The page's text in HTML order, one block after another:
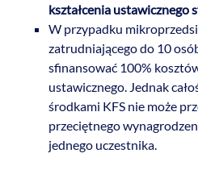
kształcenia ustawicznego
W przypadku
zatrudniającego do 10
sfinansować 100%
ustawicznego. Jednak
środkami KFS nie może
przeciętnego
jednego uczestnika.